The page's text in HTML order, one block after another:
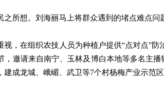
想。刘海丽马上将群众遇到的堵点难点问
在组织农技人员为种植户提供“点对点”防
，邀请来自南宁、玉林及博白本地等多名主
建成龙城、峨嵋、武卫等7个村杨梅产业示范